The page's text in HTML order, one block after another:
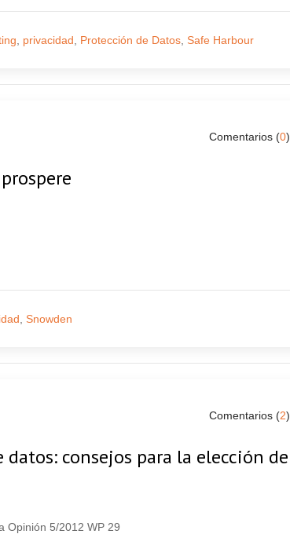
privacidad Protección de Datos Safe Harbour
Comentarios (0)
Snowden
Comentarios (2)
consejos para la elección de
Opinión 5/2012 WP 29